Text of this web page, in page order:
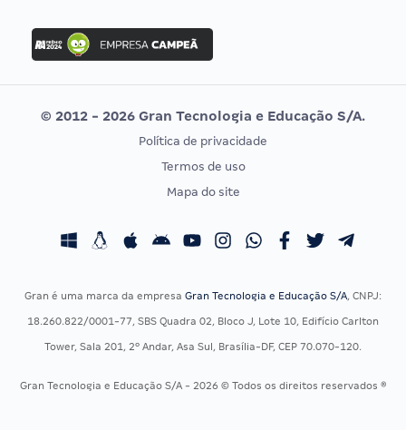
Concurso Ibama
Concurso MPU
Editais publicados
Vunesp
CONCURSOS POR PROFISSÃO
Concursos Fiscais
Concursos Saúde
Residência Multiprofissional
EXAME DE ORDEM
Calendário OAB
© 2012 - 2026 Gran Tecnologia e Educação S/A.
Política de privacidade
Termos de uso
Mapa do site
Gran é uma marca da empresa Gran Tecnologia e Educação S/A, CNPJ:
18.260.822/0001-77, SBS Quadra 02, Bloco J, Lote 10, Edifício Carlton
Tower, Sala 201, 2º Andar, Asa Sul, Brasília-DF, CEP 70.070-120.
Gran Tecnologia e Educação S/A - 2026 © Todos os direitos reservados ®